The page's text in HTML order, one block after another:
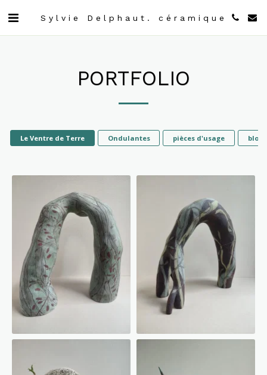
Sylvie Delphaut. céramique
PORTFOLIO
Le Ventre de Terre Ondulantes pièces d'usage
Marcotte